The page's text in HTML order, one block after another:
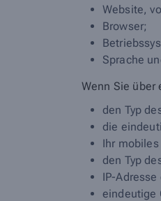
Website,
Browser;
Sprache
Wenn Sie
den Typ
die
Ihr
den Typ
IP-
eindeutige